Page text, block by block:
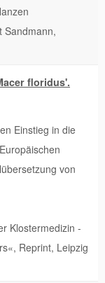
Sandmann,
floridus'.
Einstieg in die
von
Klostermedizin -
Reprint, Leipzig